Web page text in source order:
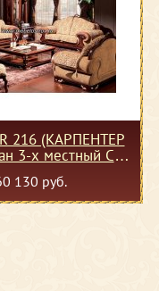
216 (КАРПЕНТЕР
3-х местный С
130 руб.